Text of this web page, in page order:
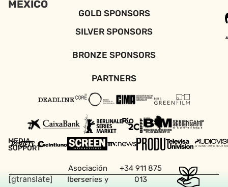
MÉXICO
GOLD SPONSORS
SILVER SPONSORS
BRONZE SPONSORS
PARTNERS
MEDIA
SUPPORT
[gtranslate]
Asociación
Iberseries y
+34 911 875
013